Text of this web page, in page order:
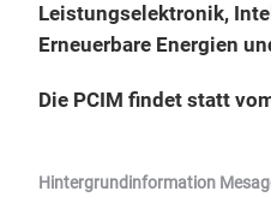
Leistungselektronik,
Erneuerbare Energien
Die PCIM findet statt
Hintergrundinformation